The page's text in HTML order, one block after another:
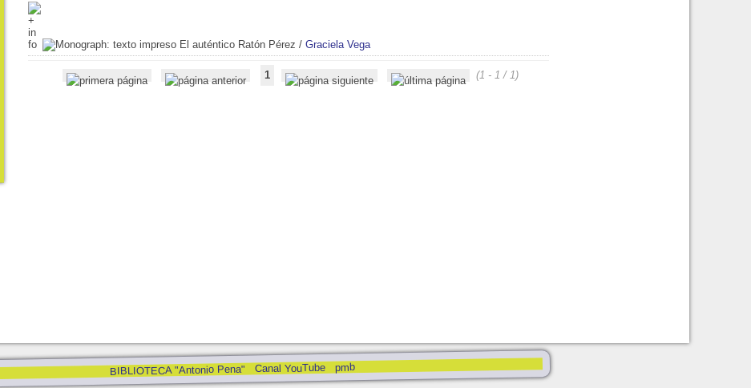
El auténtico Ratón Pérez / Graciela Vega
1 (1 - 1 / 1)
BIBLIOTECA "Antonio Pena" Canal YouTube pmb